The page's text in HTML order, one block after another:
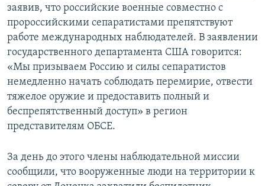
заявив, что российские военные совместно с
пророссийскими сепаратистами препятствуют
работе международных наблюдателей. В заявлении
государственного департамента США говорится:
«Мы призываем Россию и силы сепаратистов
немедленно начать соблюдать перемирие, отвести
тяжелое оружие и предоставить полный и
беспрепятственный доступ» в регион
представителям ОБСЕ.
За день до этого члены наблюдательной миссии
сообщили, что вооруженные люди на территории к